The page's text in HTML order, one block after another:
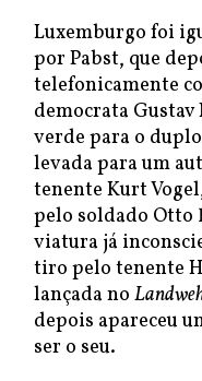
Luxemburgo foi
por Pabst, que
telefonicamente
democrata Gustav
verde para o
levada para um
tenente Kurt
pelo soldado Otto
viatura já
tiro pelo tenente
lançada no
depois apareceu
ser o seu.